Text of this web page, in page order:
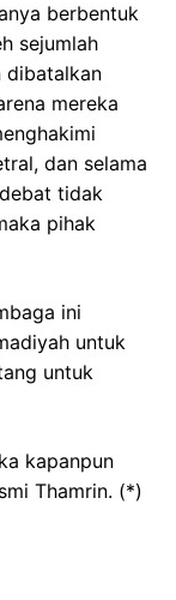
berbentuk
sejumlah
dibatalkan
mereka
dan selama
tidak
pihak
ini
untuk
untuk
kapanpun
Thamrin. (*)